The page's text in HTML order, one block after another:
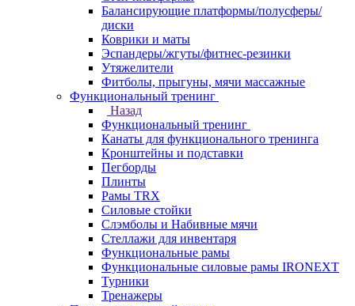
Балансирующие платформы/полусферы/
диски
Коврики и маты
Эспандеры/жгуты/фитнес-резинки
Утяжелители
Фитболы, прыгуны, мячи массажные
Функциональный тренинг
Назад
Функциональный тренинг
Канаты для функционального тренинга
Кронштейны и подставки
Пегборды
Плинты
Рамы TRX
Силовые стойки
Слэмболы и Набивные мячи
Стеллажи для инвентаря
Функциональные рамы
Функциональные силовые рамы IRONEXT
Турники
Тренажеры